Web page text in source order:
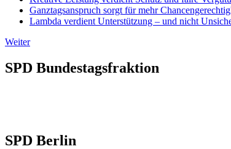
Ganztagsanspruch sorgt für mehr
Lambda verdient Unterstützung – und nicht
Weiter
SPD Bundestagsfraktion
SPD Berlin